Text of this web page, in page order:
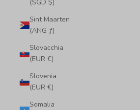
(SGD $)
Sint Maarten
(ANG ƒ)
Slovacchia
(EUR €)
Slovenia
(EUR €)
Somalia